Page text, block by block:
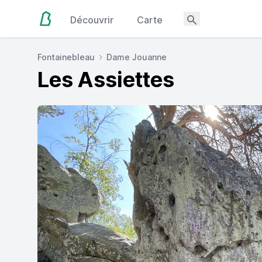
Découvrir Carte
Fontainebleau Dame Jouanne
Les Assiettes